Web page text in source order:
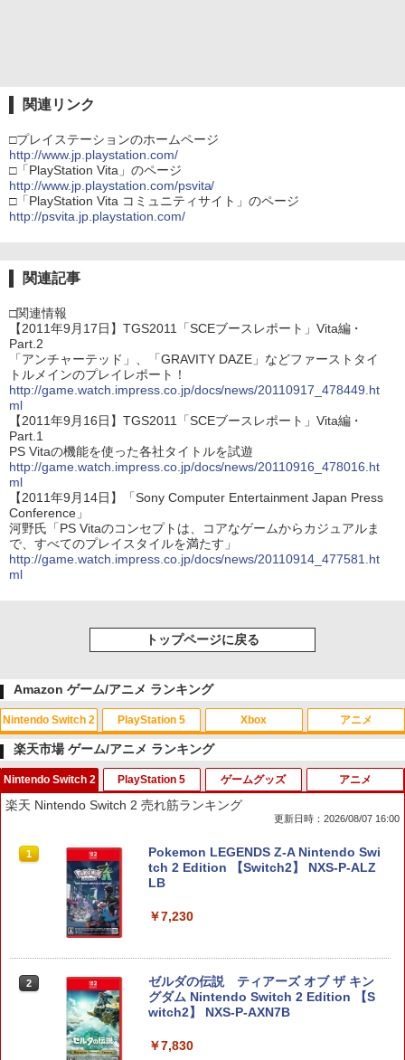
関連リンク
□プレイステーションのホームページ
http://www.jp.playstation.com/
□「PlayStation Vita」のページ
http://www.jp.playstation.com/psvita/
□「PlayStation Vita コミュニティサイト」のページ
http://psvita.jp.playstation.com/
関連記事
□関連情報
【2011年9月17日】TGS2011「SCEブースレポート」Vita編・
Part.2
「アンチャーテッド」、「GRAVITY DAZE」などファーストタイ
トルメインのプレイレポート！
http://game.watch.impress.co.jp/docs/news/20110917_478449.ht
ml
【2011年9月16日】TGS2011「SCEブースレポート」Vita編・
Part.1
PS Vitaの機能を使った各社タイトルを試遊
http://game.watch.impress.co.jp/docs/news/20110916_478016.ht
ml
【2011年9月14日】「Sony Computer Entertainment Japan Press
Conference」
河野氏「PS Vitaのコンセプトは、コアなゲームからカジュアルま
で、すべてのプレイスタイルを満たす」
http://game.watch.impress.co.jp/docs/news/20110914_477581.ht
ml
トップページに戻る
Amazon ゲーム/アニメ ランキング
Nintendo Switch 2
1
スプラトゥーン レイダース|オンライン
コード版
スプラトゥーン レイダース -Switch2
Nintendo Switch 2(日本語・国内専用)
PlayStation 5
1
PlayStation 5 デジタル・エディション
日本語専用 Console Language: Japan
ese only (CFI-2200B01)
￥55,000
Beast of Reincarnation -PS5 【特典】
【純正品】ディスクドライブ(CFI-ZDD1
Xbox
1
【純正品】Xbox ワイヤレス コントロー
ラー + USB-C® ケーブル
ルコード 【旧 Xbox ギフトカード】 [オ
ラー (ロボット ホワイト)
アニメ
1
【Amazon.co.jp限定】劇場版モノノ怪
第三章 蛇神 (Amazon.co.jp限定オリジ
ナル三方背収納ケース付きコレクション)
カー特典:【坤と離】二振りの剣、十翼よ
り来たる！スタジオ描き下ろしイラスト
ボード付) [Blu-ray]
￥10,780
2
劇場版「鬼滅の刃」無限城編 第一章 猗
窩座再来 通常版 [Blu-ray]
楽天市場 ゲーム/アニメ ランキング
Nintendo Switch 2
楽天 Nintendo Switch 2 売れ筋ランキング
更新日時：2026/08/07 16:00
1
Pokemon LEGENDS Z-A Nintendo Swi
tch 2 Edition 【Switch2】 NXS-P-ALZ
LB
￥7,230
2
ゼルダの伝説 ティアーズ オブ ザ キン
グダム Nintendo Switch 2 Edition 【S
witch2】 NXS-P-AXN7B
￥7,830
PlayStation 5 ゲームグッズ アニメ